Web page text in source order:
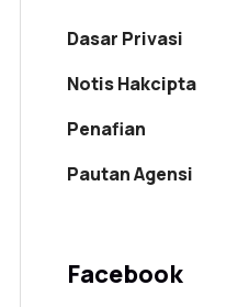
Dasar Privasi
Notis Hakcipta
Penafian
Pautan Agensi
Facebook